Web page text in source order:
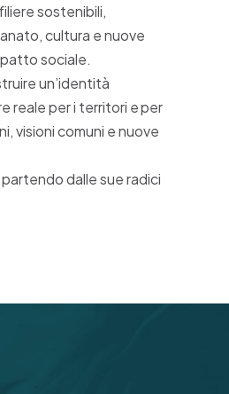
sostenibili,
cultura e nuove
sociale.
un’identità
reale per i territori e per
visioni comuni e nuove
dalle sue radici